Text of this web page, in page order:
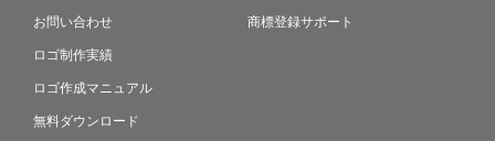
お問い合わせ
ロゴ制作実績
ロゴ作成マニュアル
無料ダウンロード
商標登録サポート